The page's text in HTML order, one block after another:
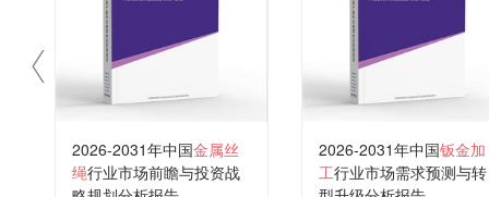
2026-2031年中国金属丝
绳行业市场前瞻与投资战
2026-2031年中国钣金加
工行业市场需求预测与转